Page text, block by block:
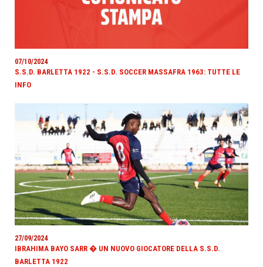
07/10/2024
S.S.D. BARLETTA 1922 - S.S.D. SOCCER MASSAFRA 1963: TUTTE LE
INFO
27/09/2024
IBRAHIMA BAYO SARR � UN NUOVO GIOCATORE DELLA S.S.D.
BARLETTA 1922